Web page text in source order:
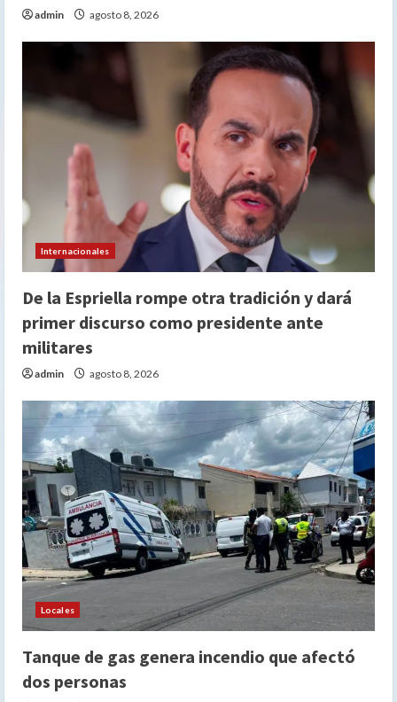
admin agosto 8, 2026
Internacionales
De la Espriella rompe otra tradición y dará
primer discurso como presidente ante
militares
admin agosto 8, 2026
Locales
Tanque de gas genera incendio que afectó
dos personas